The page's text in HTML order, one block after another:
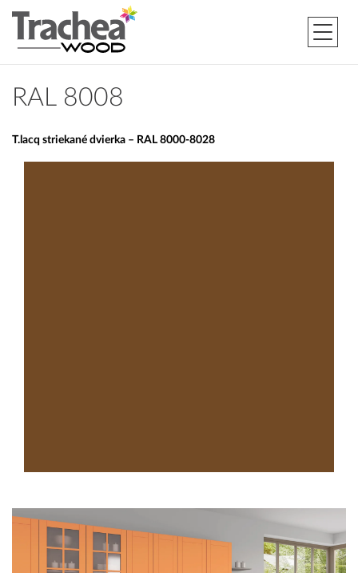
RAL 8008
T.lacq striekané dvierka – RAL 8000-8028